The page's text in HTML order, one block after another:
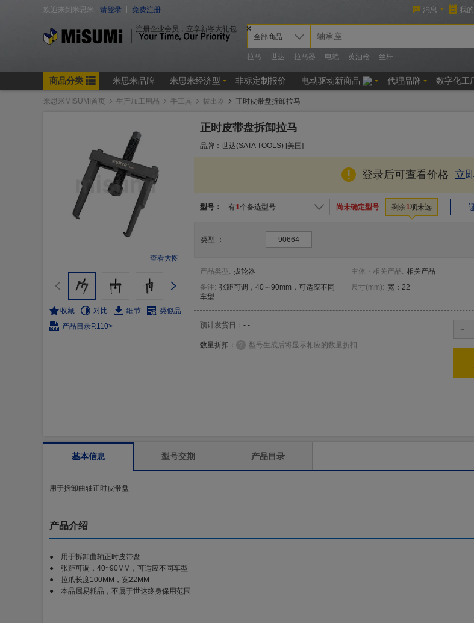
米思米MISUMI首页 生产加工用品 手工具 拔出器 正时皮带盘拆卸拉马
查看大图
收藏 对比 细节
类似品
产品目录P.110>
正时皮带盘拆卸拉马
品牌：世达(SATA TOOLS) [美国]
登录后可查看价格 立
型号： 有1个备选型号 尚未确定型号 剩余1项未选
类型 ： 90664
产品类型: 拔轮器
备注: 张距可调，40～90mm，可适应不同
车型
主体・相关产品: 相关产品
尺寸(mm): 宽：22
预计发货日： - -
数量折扣： 型号生成后将显示相应的数量折扣
-
基本信息 型号交期 产品目录
用于拆卸曲轴正时皮带盘
产品介绍
● 用于拆卸曲轴正时皮带盘
● 张距可调，40~90MM，可适应不同车型
● 拉爪长度100MM，宽22MM
● 本品属易耗品，不属于世达终身保用范围